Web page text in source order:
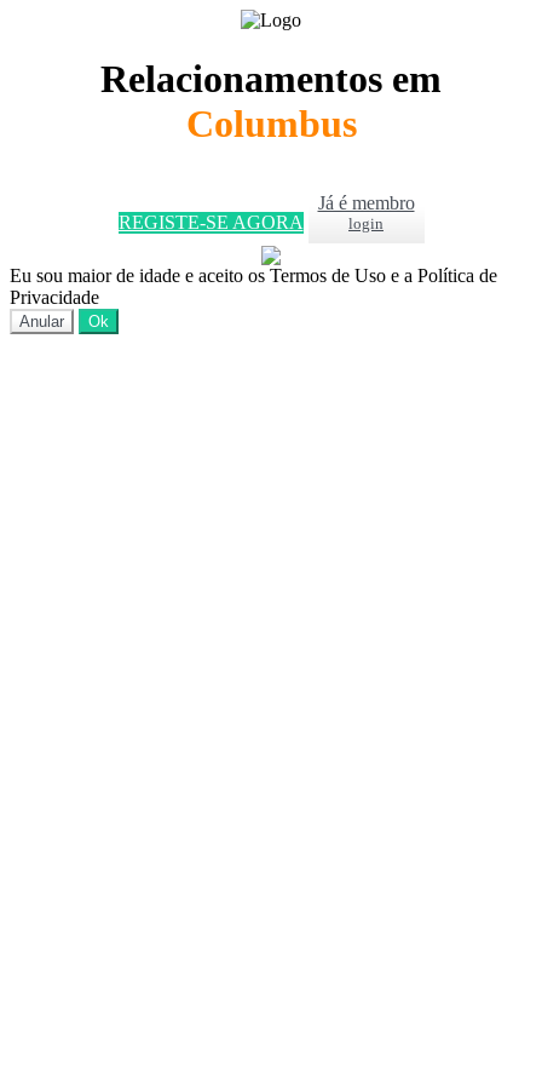
Relacionamentos em
Columbus
REGISTE-SE AGORA
Já é membro
login
Eu sou maior de idade e aceito os Termos de Uso e a Política de
Privacidade
Anular Ok